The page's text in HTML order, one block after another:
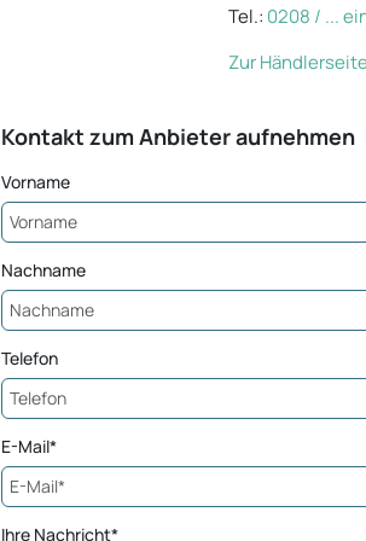
Tel.: 0208 / ...
Zur Händlerseite
Kontakt zum Anbieter aufnehmen
Vorname
Nachname
Telefon
E-Mail*
Ihre Nachricht*